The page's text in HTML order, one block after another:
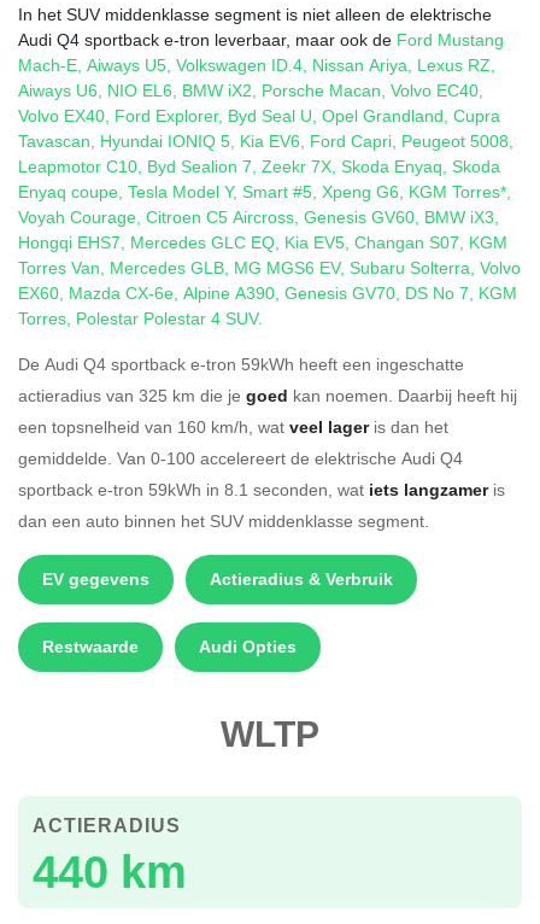
In het SUV middenklasse segment is niet alleen de elektrische
Audi Q4 sportback e-tron leverbaar, maar ook de Ford Mustang
Mach-E, Aiways U5, Volkswagen ID.4, Nissan Ariya, Lexus RZ,
Aiways U6, NIO EL6, BMW iX2, Porsche Macan, Volvo EC40,
Volvo EX40, Ford Explorer, Byd Seal U, Opel Grandland, Cupra
Tavascan, Hyundai IONIQ 5, Kia EV6, Ford Capri, Peugeot 5008,
Leapmotor C10, Byd Sealion 7, Zeekr 7X, Skoda Enyaq, Skoda
Enyaq coupe, Tesla Model Y, Smart #5, Xpeng G6, KGM Torres*,
Voyah Courage, Citroen C5 Aircross, Genesis GV60, BMW iX3,
Hongqi EHS7, Mercedes GLC EQ, Kia EV5, Changan S07, KGM
Torres Van, Mercedes GLB, MG MGS6 EV, Subaru Solterra, Volvo
EX60, Mazda CX-6e, Alpine A390, Genesis GV70, DS No 7, KGM
Torres, Polestar Polestar 4 SUV.
De Audi Q4 sportback e-tron 59kWh heeft een ingeschatte
actieradius van 325 km die je goed kan noemen. Daarbij heeft hij
een topsnelheid van 160 km/h, wat veel lageris dan het
gemiddelde. Van 0-100 accelereert de elektrische Audi Q4
sportback e-tron 59kWh in 8.1 seconden, wat iets langzameris
dan een auto binnen het SUV middenklasse segment.
EV gegevens Actieradius & Verbruik
Restwaarde Audi Opties
WLTP
440 km
ACTIERADIUS